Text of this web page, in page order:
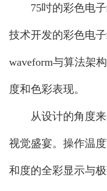
75吋的彩色电子
技术开发的彩色电
waveform与算法架
度和色彩表现。
从设计的角度来
视觉盛宴。操作温
和度的全彩显示与